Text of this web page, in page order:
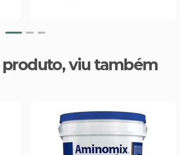
viu também